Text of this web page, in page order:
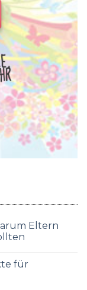
Eltern
für